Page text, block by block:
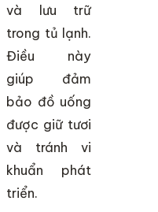
và lưu trữ
trong tủ lạnh.
Điều này
giúp đảm
bảo đồ uống
được giữ tươi
và tránh vi
khuẩn phát
triển.